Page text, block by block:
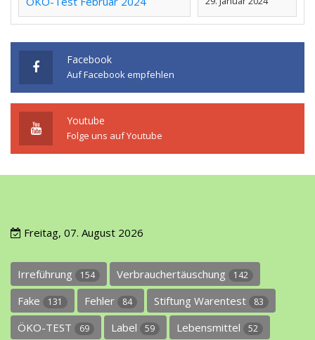
Facebook
Auf Facebook empfehlen
Youtube
Folge uns auf Youtube
Freitag, 07. August 2026
Irreführung 154 Verbrauchertäuschung 142
Fake 131 Fehler 84 Stiftung Warentest 83
ÖKO-TEST 69 Label 59 Lebensmittel 52